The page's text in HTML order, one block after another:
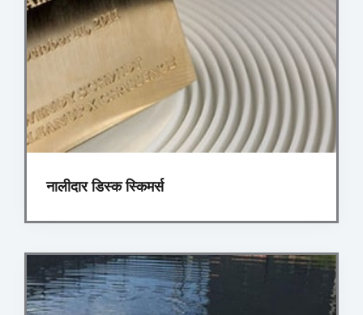
नालीदार डिस्क स्किमर्स